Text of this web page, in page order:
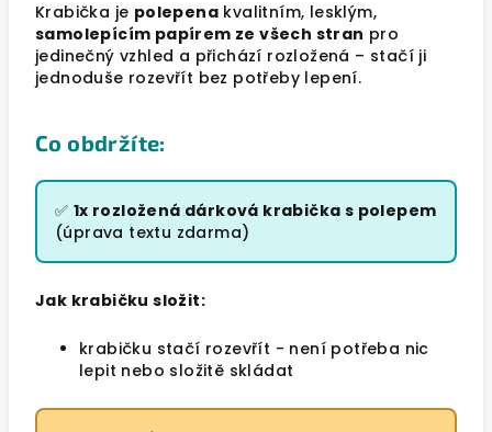
Krabička je polepena kvalitním, lesklým,
samolepícím papírem ze všech stran pro
jedinečný vzhled a přichází rozložená – stačí ji
jednoduše rozevřít bez potřeby lepení.
Co obdržíte:
✅ 1x rozložená dárková krabička s polepem
(úprava textu zdarma)
Jak krabičku složit:
krabičku stačí rozevřít - není potřeba nic
lepit nebo složitě skládat